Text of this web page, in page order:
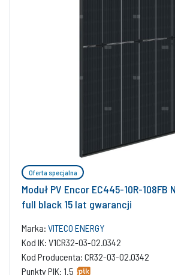
Oferta specjalna
Moduł PV Encor EC445-10R-108FB
full black 15 lat gwarancji
Marka: VITECO ENERGY
Kod IK: V1CR32-03-02.0342
Kod Producenta: CR32-03-02.0342
Punkty PIK: 1.5